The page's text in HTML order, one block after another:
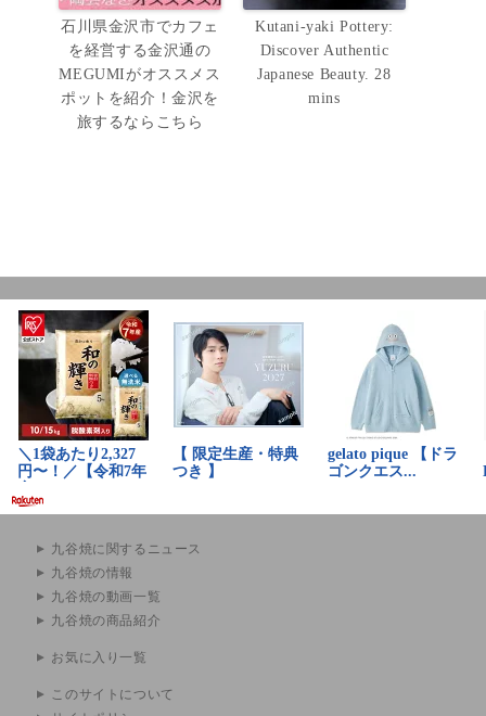
石川県金沢市でカフェ
を経営する金沢通の
MEGUMIがオススメス
ポットを紹介！金沢を
旅するならこちら
Kutani-yaki Pottery:
Discover Authentic
Japanese Beauty. 28
mins
九谷焼に関するニュース
九谷焼の情報
九谷焼の動画一覧
九谷焼の商品紹介
お気に入り一覧
このサイトについて